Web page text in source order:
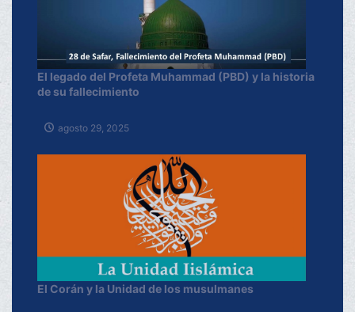
El legado del Profeta Muhammad (PBD) y la historia
de su fallecimiento
agosto 29, 2025
El Corán y la Unidad de los musulmanes